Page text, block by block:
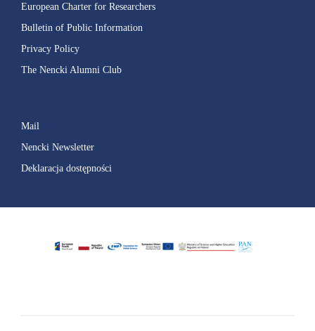
European Charter for Researchers
Bulletin of Public Information
Privacy Policy
The Nencki Alumni Club
Mail
Nencki Newsletter
Deklaracja dostępności